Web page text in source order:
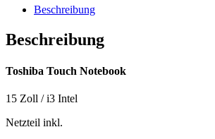
Beschreibung
Beschreibung
Toshiba Touch Notebook
15 Zoll / i3 Intel
Netzteil inkl.